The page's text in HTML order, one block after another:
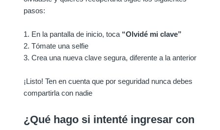
pasos:
1. En la pantalla de inicio, toca “Olvidé mi clave”
2. Tómate una selfie
3. Crea una nueva clave segura, diferente a la anterior
¡Listo! Ten en cuenta que por seguridad nunca debes
compartirla con nadie
¿Qué hago si intenté ingresar con